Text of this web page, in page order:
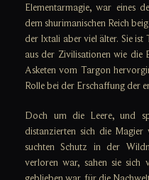
Elementarmagie, war eines
dem shurimanischen Reich
der Ixtali aber viel älter. Sie
aus der Zivilisationen wie die
Asketen vom Targon
Rolle bei der Erschaffung der
Doch um die Leere, und
distanzierten sich die
suchten Schutz in der
verloren war, sahen sie sich